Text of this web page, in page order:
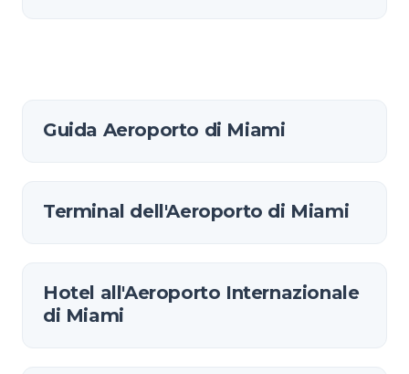
Guida Aeroporto di Miami
Terminal dell'Aeroporto di Miami
Hotel all'Aeroporto Internazionale
di Miami